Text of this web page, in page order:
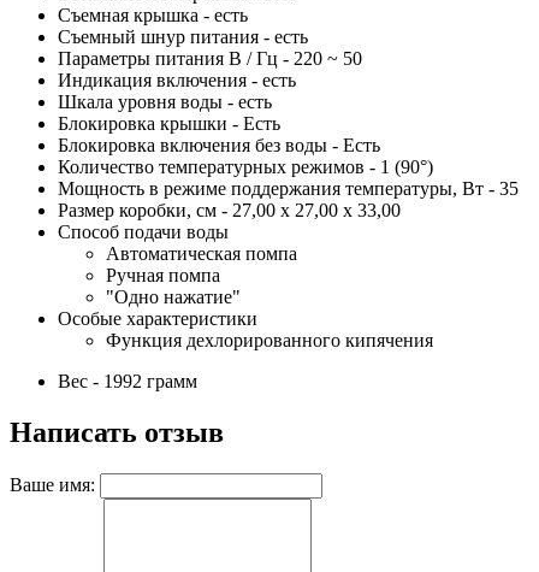
Съемная крышка - есть
Съемный шнур питания - есть
Параметры питания В / Гц - 220 ~ 50
Индикация включения - есть
Шкала уровня воды - есть
Блокировка крышки - Есть
Блокировка включения без воды - Есть
Количество температурных режимов - 1 (90°)
Мощность в режиме поддержания температуры, Вт - 35
Размер коробки, см - 27,00 х 27,00 х 33,00
Способ подачи воды
Автоматическая помпа
Ручная помпа
"Одно нажатие"
Особые характеристики
Функция дехлорированного кипячения
Вес - 1992 грамм
Написать отзыв
Ваше имя: